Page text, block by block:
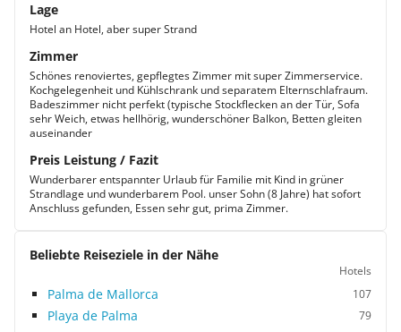
Lage
Hotel an Hotel, aber super Strand
Zimmer
Schönes renoviertes, gepflegtes Zimmer mit super Zimmerservice.
Kochgelegenheit und Kühlschrank und separatem Elternschlafraum.
Badeszimmer nicht perfekt (typische Stockflecken an der Tür, Sofa
sehr Weich, etwas hellhörig, wunderschöner Balkon, Betten gleiten
auseinander
Preis Leistung / Fazit
Wunderbarer entspannter Urlaub für Familie mit Kind in grüner
Strandlage und wunderbarem Pool. unser Sohn (8 Jahre) hat sofort
Anschluss gefunden, Essen sehr gut, prima Zimmer.
Beliebte Reiseziele in der Nähe
Hotels
Palma de Mallorca 107
Playa de Palma 79